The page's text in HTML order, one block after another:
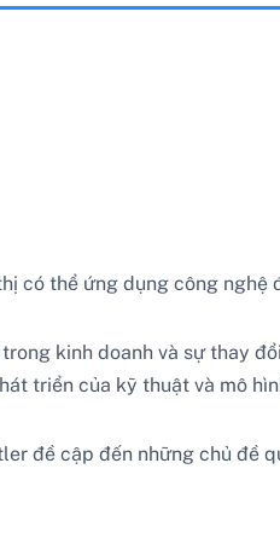
có thể ứng dụng công nghệ
kinh doanh và sự thay
triển của kỹ thuật và mô
đề cập đến những chủ đề